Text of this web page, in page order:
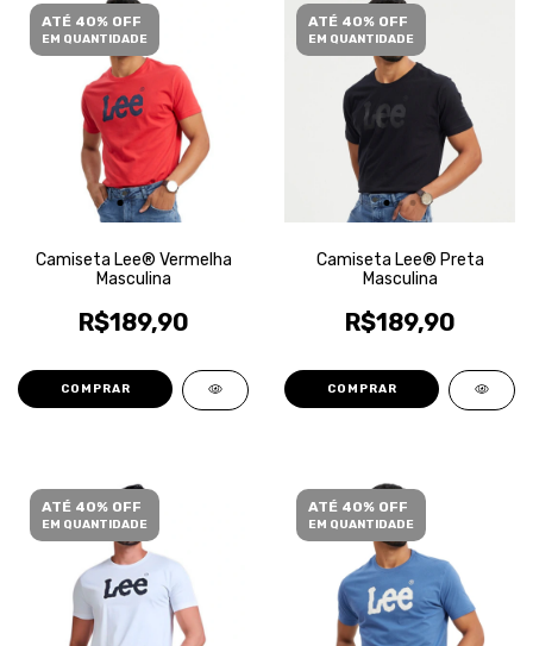
ATÉ 40% OFF
EM QUANTIDADE
Camiseta Lee® Vermelha
Masculina
R$189,90
COMPRAR
ATÉ 40% OFF
EM QUANTIDADE
Camiseta Lee® Preta
Masculina
R$189,90
COMPRAR
ATÉ 40% OFF
EM QUANTIDADE
ATÉ 40% OFF
EM QUANTIDADE